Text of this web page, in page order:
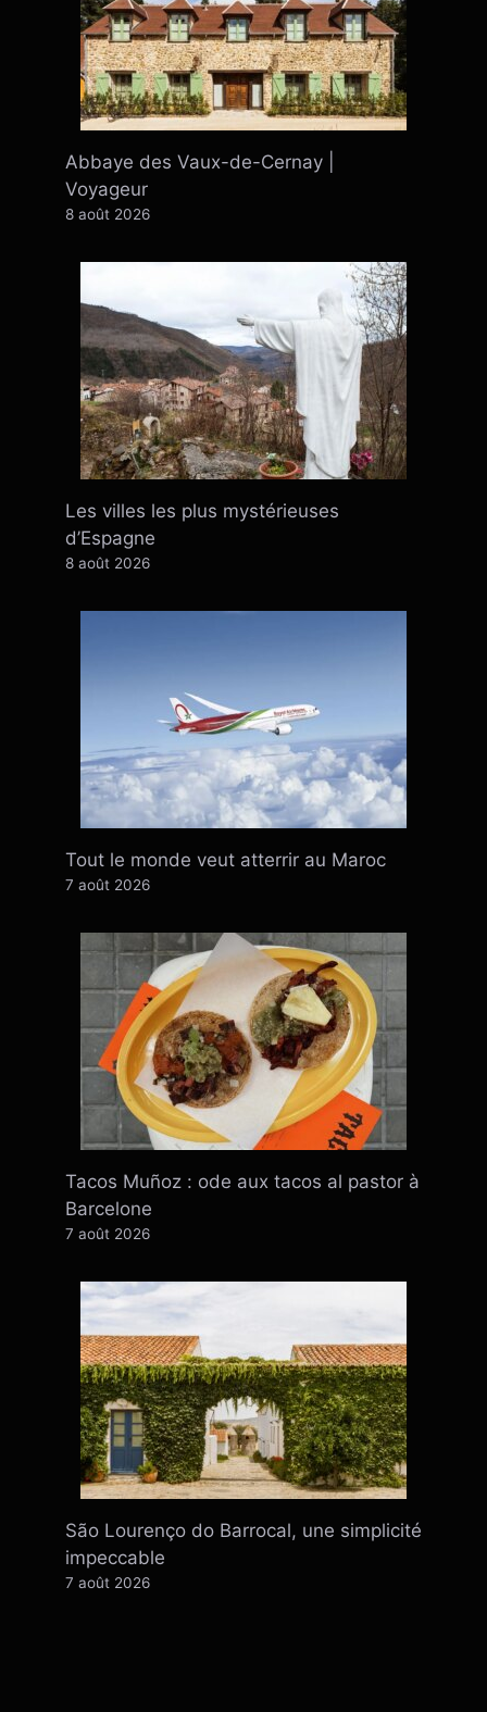
Abbaye des Vaux-de-Cernay |
Voyageur
8 août 2026
Les villes les plus mystérieuses
d’Espagne
8 août 2026
Tout le monde veut atterrir au Maroc
7 août 2026
Tacos Muñoz : ode aux tacos al pastor à
Barcelone
7 août 2026
São Lourenço do Barrocal, une simplicité
impeccable
7 août 2026